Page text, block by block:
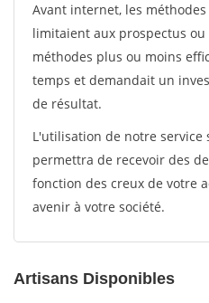
Avant internet, les
limitaient aux prospectus
méthodes plus ou moins
temps et demandait un
de résultat.
L'utilisation de notre service
permettra de recevoir des
fonction des creux de votre
avenir à votre société.
Artisans Disponibles